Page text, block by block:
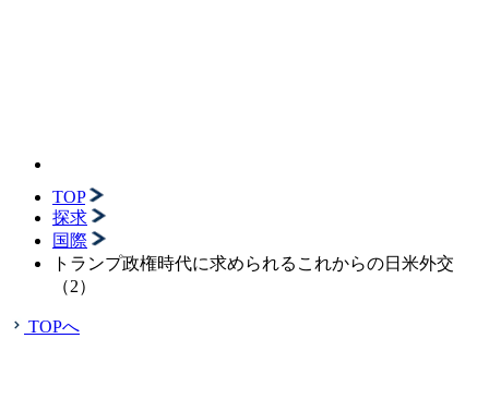
TOP
探求
国際
トランプ政権時代に求められるこれからの日米外交
（2）
TOPへ